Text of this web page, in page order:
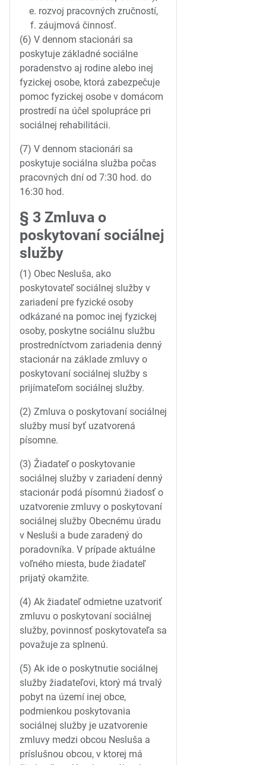
rozvoj pracovných zručností,
záujmová činnosť.
(6) V dennom stacionári sa
poskytuje základné sociálne
poradenstvo aj rodine alebo inej
fyzickej osobe, ktorá zabezpečuje
pomoc fyzickej osobe v domácom
prostredí na účel spolupráce pri
sociálnej rehabilitácii.
(7) V dennom stacionári sa
poskytuje sociálna služba počas
pracovných dní od 7:30 hod. do
16:30 hod.
§ 3 Zmluva o
poskytovaní sociálnej
služby
(1) Obec Nesluša, ako
poskytovateľ sociálnej služby v
zariadení pre fyzické osoby
odkázané na pomoc inej fyzickej
osoby, poskytne sociálnu službu
prostredníctvom zariadenia denný
stacionár na základe zmluvy o
poskytovaní sociálnej služby s
prijímateľom sociálnej služby.
(2) Zmluva o poskytovaní sociálnej
služby musí byť uzatvorená
písomne.
(3) Žiadateľ o poskytovanie
sociálnej služby v zariadení denný
stacionár podá písomnú žiadosť o
uzatvorenie zmluvy o poskytovaní
sociálnej služby Obecnému úradu
v Nesluši a bude zaradený do
poradovníka. V prípade aktuálne
voľného miesta, bude žiadateľ
prijatý okamžite.
(4) Ak žiadateľ odmietne uzatvoriť
zmluvu o poskytovaní sociálnej
služby, povinnosť poskytovateľa sa
považuje za splnenú.
(5) Ak ide o poskytnutie sociálnej
služby žiadateľovi, ktorý má trvalý
pobyt na území inej obce,
podmienkou poskytovania
sociálnej služby je uzatvorenie
zmluvy medzi obcou Nesluša a
príslušnou obcou, v ktorej má